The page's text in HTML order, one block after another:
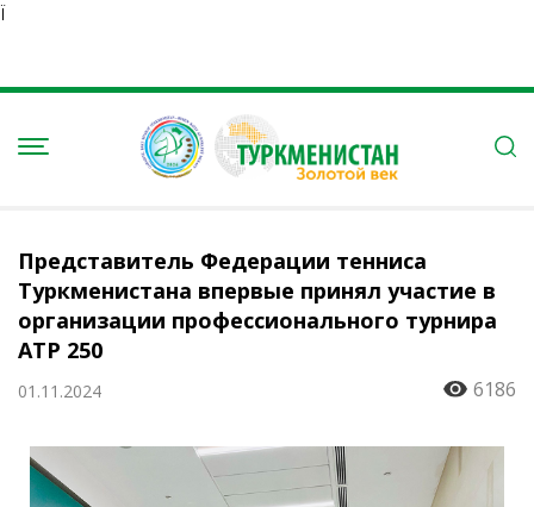
Ï
Представитель Федерации тенниса
Туркменистана впервые принял участие в
организации профессионального турнира
ATP 250
01.11.2024 6186